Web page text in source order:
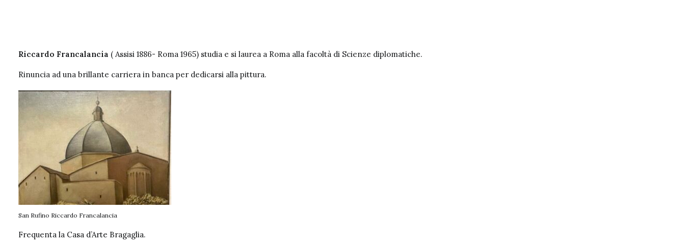
Riccardo Francalancia ( Assisi 1886- Roma 1965) studia e si laurea a Roma alla facoltà di Scienze diplomatiche.
Rinuncia ad una brillante carriera in banca per dedicarsi alla pittura.
San Rufino Riccardo Francalancia
Frequenta la Casa d’Arte Bragaglia.